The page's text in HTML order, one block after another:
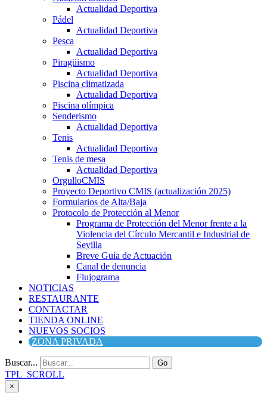
Actualidad Deportiva
Pádel
Actualidad Deportiva
Pesca
Actualidad Deportiva
Piragüismo
Actualidad Deportiva
Piscina climatizada
Actualidad Deportiva
Piscina olímpica
Senderismo
Actualidad Deportiva
Tenis
Actualidad Deportiva
Tenis de mesa
Actualidad Deportiva
OrgulloCMIS
Proyecto Deportivo CMIS (actualización 2025)
Formularios de Alta/Baja
Protocolo de Protección al Menor
Programa de Protección del Menor frente a la
Violencia del Círculo Mercantil e Industrial de
Sevilla
Breve Guía de Actuación
Canal de denuncia
Flujograma
NOTICIAS
RESTAURANTE
CONTACTAR
TIENDA ONLINE
NUEVOS SOCIOS
ZONA PRIVADA
Buscar... Go
TPL_SCROLL
×